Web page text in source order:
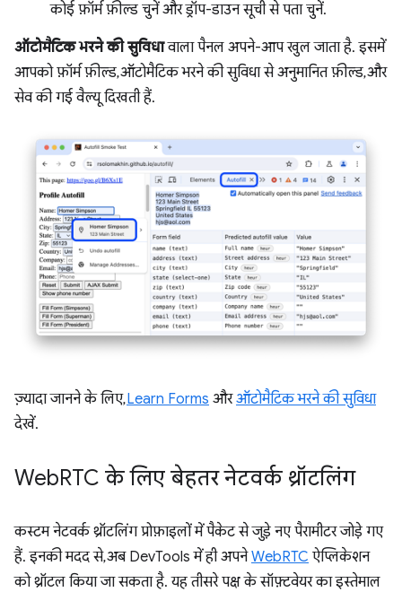
कोई फ़ॉर्म फ़ील्ड चुनें और ड्रॉप-डाउन सूची से पता चुनें.
ऑटोमैटिक भरने की सुविधावाला पैनल अपने-आप खुल जाता है. इसमें
आपको फ़ॉर्म फ़ील्ड, ऑटोमैटिक भरने की सुविधा से अनुमानित फ़ील्ड, और
सेव की गई वैल्यू दिखती हैं.
ज़्यादा जानने के लिए,Learn Forms औरऑटोमैटिक भरने की सुविधा
देखें.
WebRTC के लिए बेहतर नेटवर्क थ्रॉटलिंग
कस्टम नेटवर्क थ्रॉटलिंग प्रोफ़ाइलों में पैकेट से जुड़े नए पैरामीटर जोड़े गए
हैं. इनकी मदद से, अब DevTools में ही अपनेWebRTC ऐप्लिकेशन
को थ्रॉटल किया जा सकता है. यह तीसरे पक्ष के सॉफ़्टवेयर का इस्तेमाल